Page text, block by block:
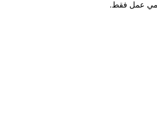
يومي عمل فقط.